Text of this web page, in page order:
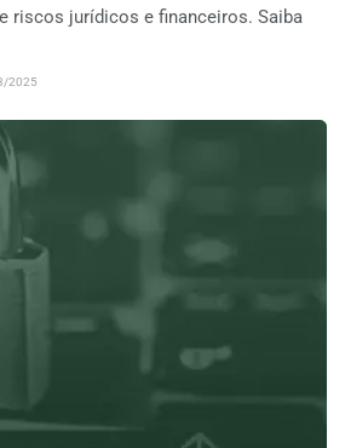
riscos jurídicos e financeiros. Saiba
2025